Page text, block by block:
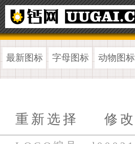
最新图标 字母图标 动物图标
重新选择 修